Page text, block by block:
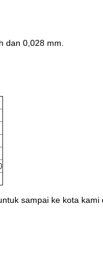
dan 0,028 mm.
sampai ke kota kami